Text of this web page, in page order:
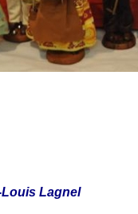
Louis Lagnel